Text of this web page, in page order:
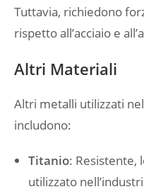
Tuttavia, richiedono
rispetto all’acciaio e
Altri Materiali
Altri metalli utilizzati
includono:
Titanio: Resistente,
utilizzato